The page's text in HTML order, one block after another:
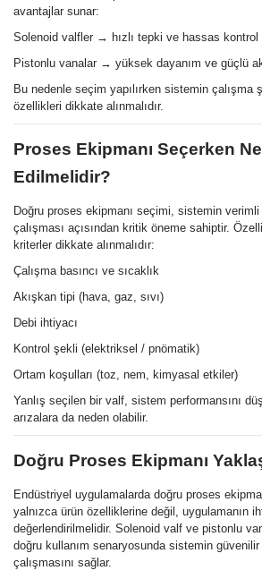
avantajlar sunar:
Solenoid valfler → hızlı tepki ve hassas kontrol
Pistonlu vanalar → yüksek dayanım ve güçlü
Bu nedenle seçim yapılırken sistemin çalışma
özellikleri dikkate alınmalıdır.
Proses Ekipmanı Seçerken
Edilmelidir?
Doğru proses ekipmanı seçimi, sistemin
çalışması açısından kritik öneme sahiptir.
kriterler dikkate alınmalıdır:
Çalışma basıncı ve sıcaklık
Akışkan tipi (hava, gaz, sıvı)
Debi ihtiyacı
Kontrol şekli (elektriksel / pnömatik)
Ortam koşulları (toz, nem, kimyasal etkiler)
Yanlış seçilen bir valf, sistem performansını
arızalara da neden olabilir.
Doğru Proses Ekipmanı
Endüstriyel uygulamalarda doğru proses
yalnızca ürün özelliklerine değil, uygulamanın
değerlendirilmelidir. Solenoid valf ve pistonlu
doğru kullanım senaryosunda sistemin
çalışmasını sağlar.